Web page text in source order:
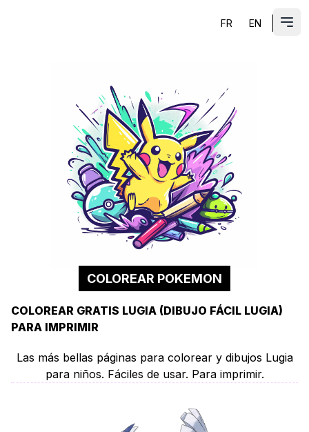
FR EN ES
COLOREAR POKEMON
COLOREAR GRATIS LUGIA (DIBUJO FÁCIL LUGIA)
PARA IMPRIMIR
Las más bellas páginas para colorear y dibujos Lugia
para niños. Fáciles de usar. Para imprimir.